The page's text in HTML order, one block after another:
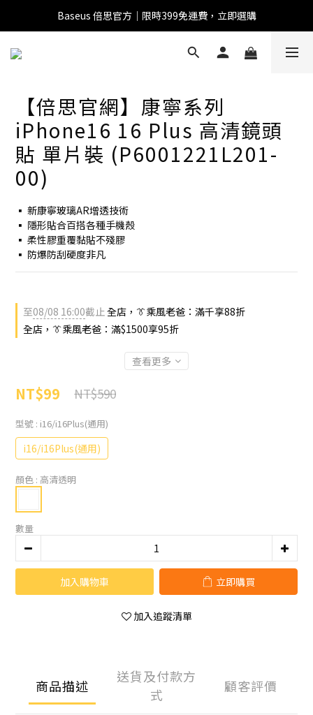
全館滿1500 95折
Baseus 倍思官方｜限時399免運費，立即選購
全館滿1500 95折
【倍思官網】康寧系列
iPhone16 16 Plus 高清鏡頭
貼 單片裝 (P6001221L201-
00)
▪ 新康寧玻璃AR增透技術
▪ 隱形貼合百搭各種手機殼
▪ 柔性膠重覆黏貼不殘膠
▪ 防爆防刮硬度非凡
至08/08 16:00截止全店，👔乘風老爸：滿千享88折
全店，👔乘風老爸：滿$1500享95折
查看更多
NT$99 NT$590
型號 : i16/i16Plus(通用)
i16/i16Plus(通用)
顏色 : 高清透明
數量
加入購物車 立即購買
加入追蹤清單
商品描述
送貨及付款方
式
顧客評價
Baseus 小獅助理
商品導購 / 客服資訊
您好，我是 Baseus 小獅助理。我可以協助查詢商品、活
言。
真人客服時間 09:00-17:00